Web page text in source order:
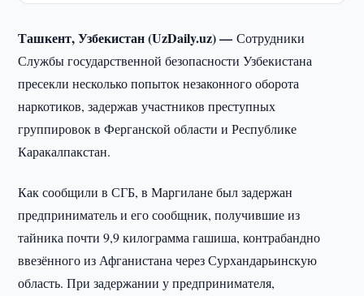
Ташкент, Узбекистан (UzDaily.uz) —Сотрудники
Службы государственной безопасности Узбекистана
пресекли несколько попыток незаконного оборота
наркотиков, задержав участников преступных
группировок в Ферганской области и Республике
Каракалпакстан.
Как сообщили в СГБ, в Маргилане был задержан
предприниматель и его сообщник, получившие из
тайника почти 9,9 килограмма гашиша, контрабандно
ввезённого из Афганистана через Сурхандарьинскую
область. При задержании у предпринимателя,